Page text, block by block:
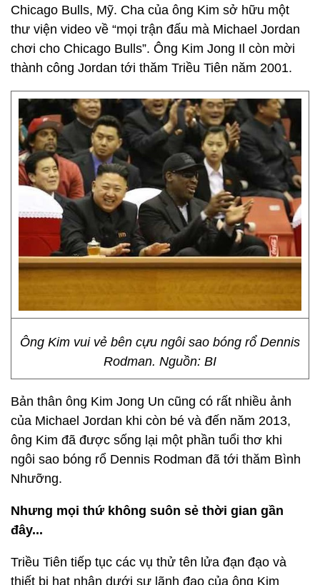
Chicago Bulls, Mỹ. Cha của ông Kim sở hữu một
thư viện video về “mọi trận đấu mà Michael Jordan
chơi cho Chicago Bulls”. Ông Kim Jong Il còn mời
thành công Jordan tới thăm Triều Tiên năm 2001.
Ông Kim vui vẻ bên cựu ngôi sao bóng rổ Dennis
Rodman. Nguồn: BI
Bản thân ông Kim Jong Un cũng có rất nhiều ảnh
của Michael Jordan khi còn bé và đến năm 2013,
ông Kim đã được sống lại một phần tuổi thơ khi
ngôi sao bóng rổ Dennis Rodman đã tới thăm Bình
Nhưỡng.
Nhưng mọi thứ không suôn sẻ thời gian gần
đây...
Triều Tiên tiếp tục các vụ thử tên lửa đạn đạo và
thiết bị hạt nhân dưới sự lãnh đạo của ông Kim